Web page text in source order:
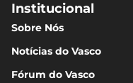
Institucional
Sobre Nós
Notícias do Vasco
Fórum do Vasco